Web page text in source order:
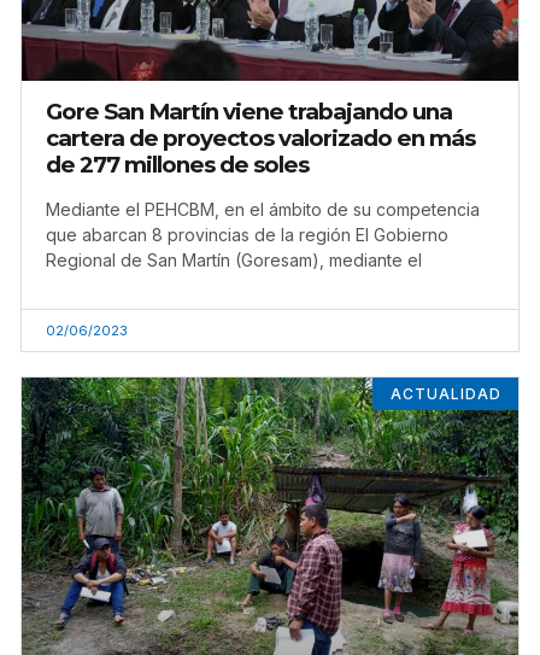
Gore San Martín viene trabajando una
cartera de proyectos valorizado en más
de 277 millones de soles
Mediante el PEHCBM, en el ámbito de su competencia
que abarcan 8 provincias de la región El Gobierno
Regional de San Martín (Goresam), mediante el
02/06/2023
ACTUALIDAD